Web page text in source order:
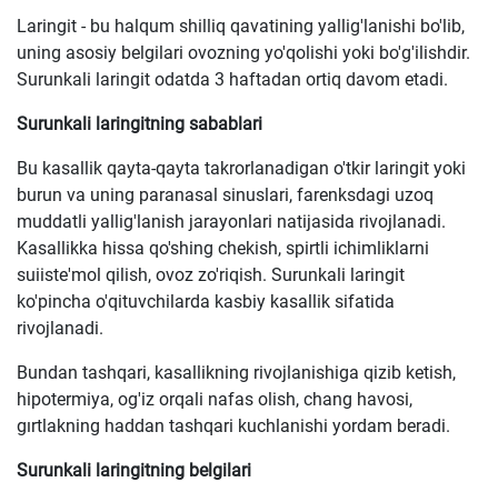
Laringit - bu halqum shilliq qavatining yallig'lanishi bo'lib,
uning asosiy belgilari ovozning yo'qolishi yoki bo'g'ilishdir.
Surunkali laringit odatda 3 haftadan ortiq davom etadi.
Surunkali laringitning sabablari
Bu kasallik qayta-qayta takrorlanadigan o'tkir laringit yoki
burun va uning paranasal sinuslari, farenksdagi uzoq
muddatli yallig'lanish jarayonlari natijasida rivojlanadi.
Kasallikka hissa qo'shing chekish, spirtli ichimliklarni
suiiste'mol qilish, ovoz zo'riqish. Surunkali laringit
ko'pincha o'qituvchilarda kasbiy kasallik sifatida
rivojlanadi.
Bundan tashqari, kasallikning rivojlanishiga qizib ketish,
hipotermiya, og'iz orqali nafas olish, chang havosi,
gırtlakning haddan tashqari kuchlanishi yordam beradi.
Surunkali laringitning belgilari